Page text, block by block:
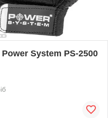
System PS-2500